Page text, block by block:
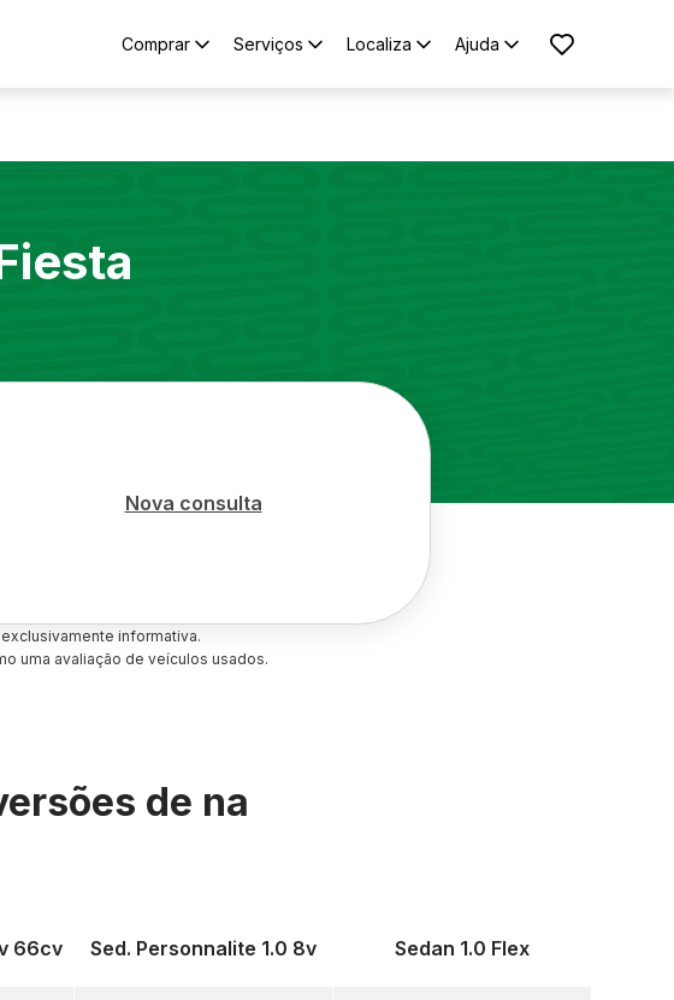
Comprar Serviços Localiza Ajuda
Nova consulta
informativa.
uma avaliação de veículos usados.
de na
66cv Sed. Personnalite 1.0 8v Sedan 1.0 Flex